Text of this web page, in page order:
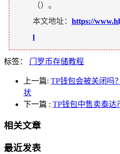
（）。
本文地址： https://
l
标签： 门罗币存储教程
上一篇: TP钱包会被关闭吗
状
下一篇 : TP钱包中售卖泰达
相关文章
最近发表